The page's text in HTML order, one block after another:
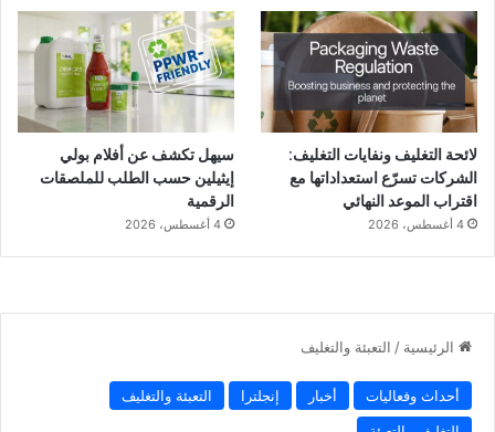
لائحة التغليف ونفايات التغليف:
الشركات تسرّع استعداداتها مع
اقتراب الموعد النهائي
4 أغسطس، 2026
سيهل تكشف عن أفلام بولي
إيثيلين حسب الطلب للملصقات
الرقمية
4 أغسطس، 2026